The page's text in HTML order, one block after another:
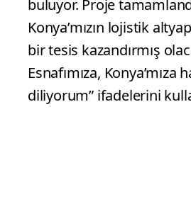
buluyor. Proje
Konya’mızın lojistik
bir tesis kazandırmış
Esnafımıza, Konya’mıza
diliyorum” ifadelerini